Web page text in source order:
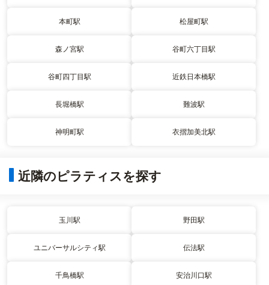
本町駅 松屋町駅
森ノ宮駅 谷町六丁目駅
谷町四丁目駅 近鉄日本橋駅
長堀橋駅 難波駅
神明町駅 衣摺加美北駅
近隣のピラティスを探す
玉川駅 野田駅
ユニバーサルシティ駅 伝法駅
千鳥橋駅 安治川口駅